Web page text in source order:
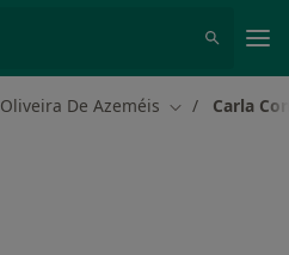
Oliveira De Azeméis Mudar de
Carla